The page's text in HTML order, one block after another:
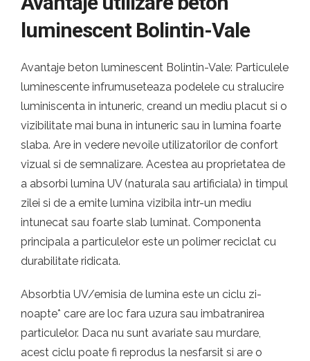
luminescent Bolintin-Vale
Avantaje beton luminescent Bolintin-Vale: Particulele
luminescente infrumuseteaza podelele cu stralucire
luminiscenta in intuneric, creand un mediu placut si o
vizibilitate mai buna in intuneric sau in lumina foarte
slaba. Are in vedere nevoile utilizatorilor de confort
vizual si de semnalizare. Acestea au proprietatea de
a absorbi lumina UV (naturala sau artificiala) in timpul
zilei si de a emite lumina vizibila intr-un mediu
intunecat sau foarte slab luminat. Componenta
principala a particulelor este un polimer reciclat cu
durabilitate ridicata.
Absorbtia UV/emisia de lumina este un ciclu zi-
noapte* care are loc fara uzura sau imbatranirea
particulelor. Daca nu sunt avariate sau murdare,
acest ciclu poate fi reprodus la nesfarsit si are o